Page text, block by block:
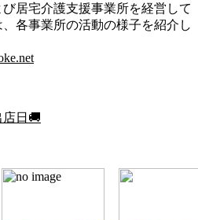
居宅介護支援事業所を経営して
各事業所の活動の様子を紹介し
日🚚